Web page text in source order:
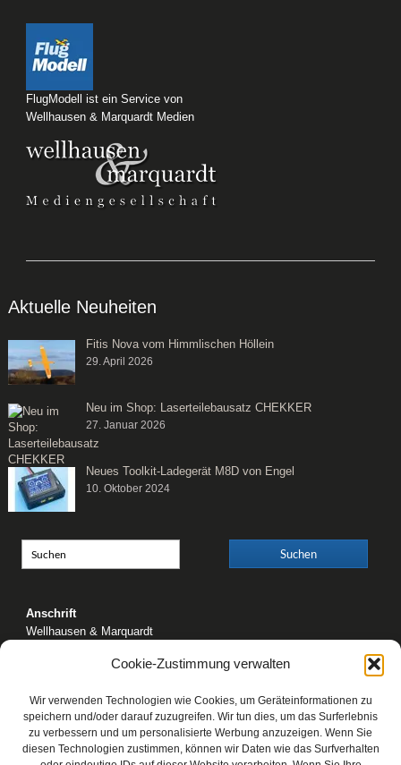
Cookie-Zustimmung verwalten
Wir verwenden Technologien wie Cookies, um Geräteinformationen zu
speichern und/oder darauf zuzugreifen. Wir tun dies, um das Surferlebnis
zu verbessern und um personalisierte Werbung anzuzeigen. Wenn Sie
diesen Technologien zustimmen, können wir Daten wie das Surfverhalten
FlugModell ist ein Service von
Wellhausen & Marquardt Medien
Aktuelle Neuheiten
Fitis Nova vom Himmlischen Höllein
29. April 2026
Neu im Shop: Laserteilebausatz CHEKKER
27. Januar 2026
Neues Toolkit-Ladegerät M8D von Engel
10. Oktober 2024
Anschrift
Wellhausen & Marquardt
Mundsburger Damm 6
Kontakt
Telefon: 0 40 / 42 91 77-0
E-Mail:post@wm-medien.de